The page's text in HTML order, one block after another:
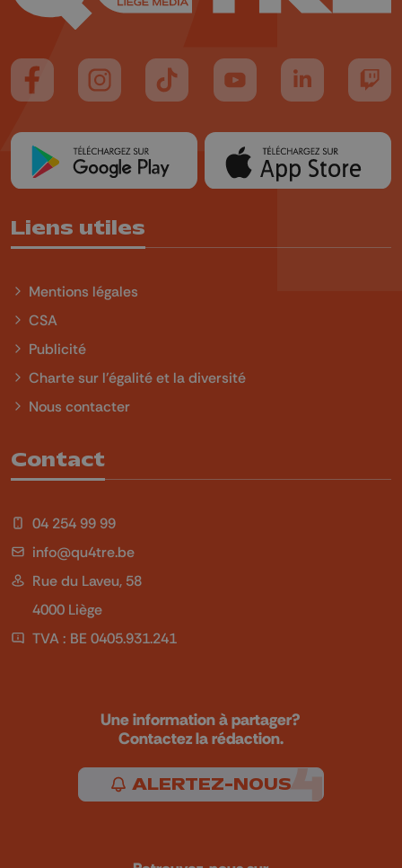
Suivez-nous sur FaceBook
Suivez-nous sur Instagram
Suivez-nous sur TikTok
Suivez-nous sur YouTube
Suivez-nous
Liens utiles
Mentions légales
CSA
Publicité
Charte sur l'égalité et la diversité
Nous contacter
Contact
04 254 99 99
info@qu4tre.be
Rue du Laveu, 58
4000 Liège
TVA : BE 0405.931.241
Une information à partager?
Contactez la rédaction.
ALERTEZ-NOUS